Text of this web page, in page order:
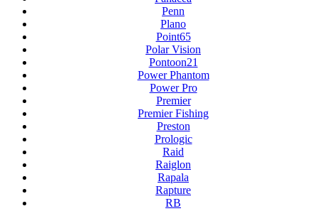
Penn
Plano
Point65
Polar Vision
Pontoon21
Power Phantom
Power Pro
Premier
Premier Fishing
Preston
Prologic
Raid
Raiglon
Rapala
Rapture
RB